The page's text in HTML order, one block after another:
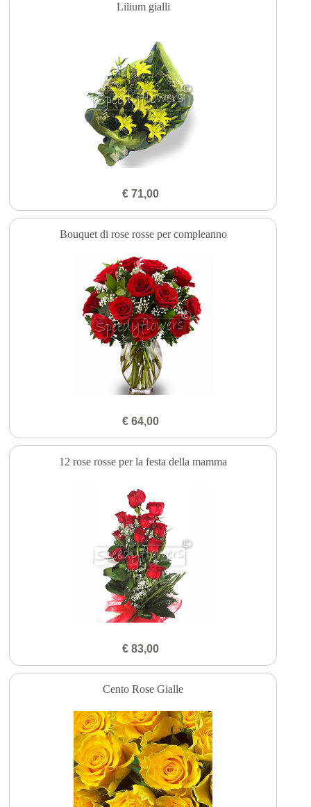
Lilium gialli
€ 71,00
Bouquet di rose rosse per compleanno
€ 64,00
12 rose rosse per la festa della mamma
€ 83,00
Cento Rose Gialle